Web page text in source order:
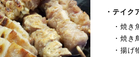
・テイク
・焼き
・焼き
・揚げ